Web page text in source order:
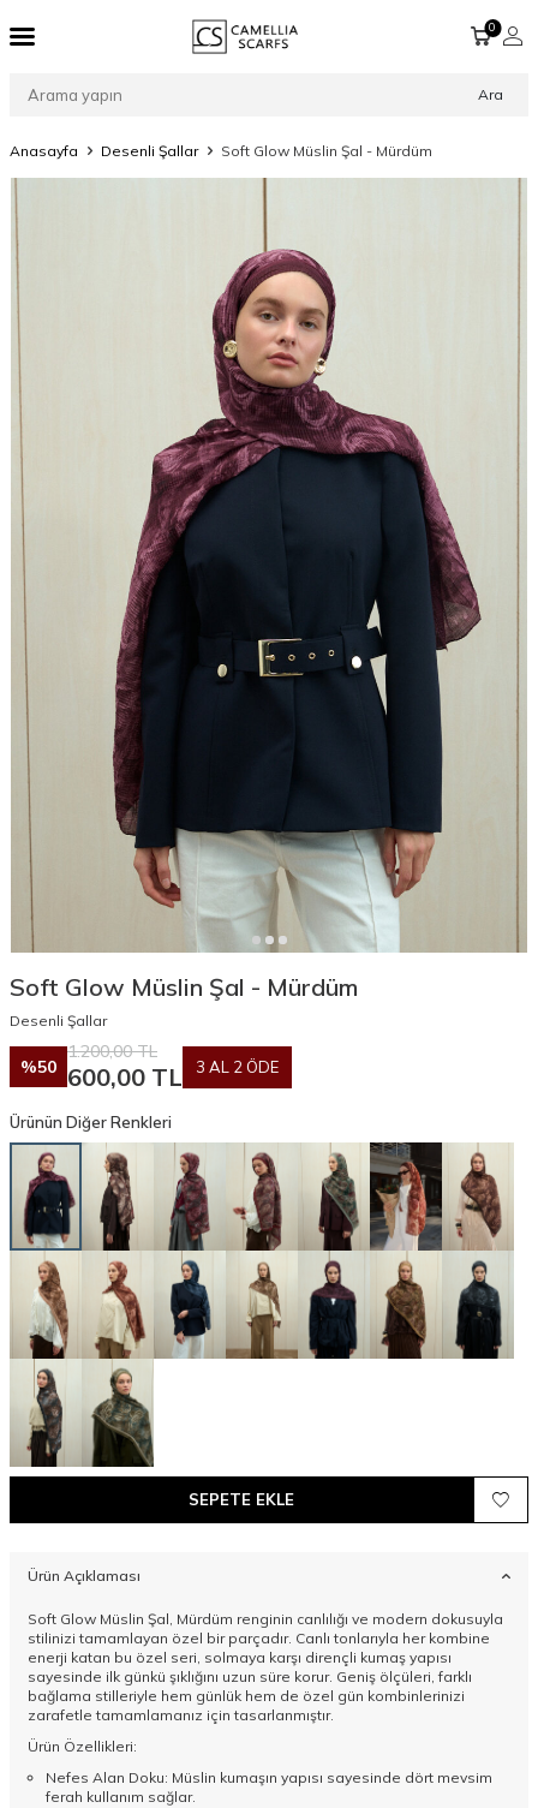
Ara
0
Anasayfa Desenli Şallar Soft Glow Müslin Şal - Mürdüm
Soft Glow Müslin Şal - Mürdüm
Desenli Şallar
%50
1.200,00TL
600,00 TL 3 AL 2 ÖDE
Ürünün Diğer Renkleri
SEPETE EKLE
Ürün Açıklaması
Soft Glow Müslin Şal, Mürdüm renginin canlılığı ve modern dokusuyla
stilinizi tamamlayan özel bir parçadır. Canlı tonlarıyla her kombine
enerji katan bu özel seri, solmaya karşı dirençli kumaş yapısı
sayesinde ilk günkü şıklığını uzun süre korur. Geniş ölçüleri, farklı
bağlama stilleriyle hem günlük hem de özel gün kombinlerinizi
zarafetle tamamlamanız için tasarlanmıştır.
Ürün Özellikleri:
Nefes Alan Doku: Müslin kumaşın yapısı sayesinde dört mevsim
ferah kullanım sağlar.